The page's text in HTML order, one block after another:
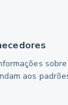
aos